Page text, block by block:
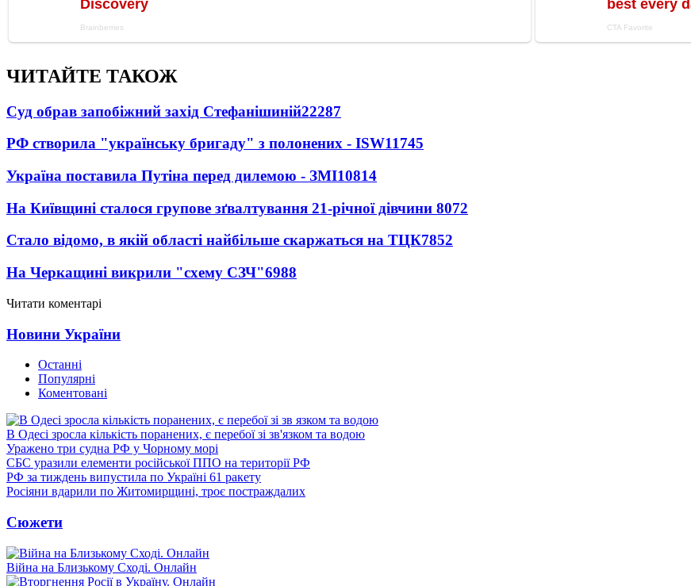
ЧИТАЙТЕ ТАКОЖ
Суд обрав запобіжний захід Стефанішиній22287
РФ створила "українську бригаду" з полонених - ISW11745
Україна поставила Путіна перед дилемою - ЗМІ10814
На Київщині сталося групове зґвалтування 21-річної дівчини 8072
Стало відомо, в якій області найбільше скаржаться на ТЦК7852
На Черкащині викрили "схему СЗЧ"6988
Читати коментарі
Новини України
Останні
Популярні
Коментовані
В Одесі зросла кількість поранених, є перебої зі зв'язком та водою
Уражено три судна РФ у Чорному морі
СБС уразили елементи російської ППО на території РФ
РФ за тиждень випустила по Україні 61 ракету
Росіяни вдарили по Житомирщині, троє постраждалих
Сюжети
Війна на Близькому Сході. Онлайн